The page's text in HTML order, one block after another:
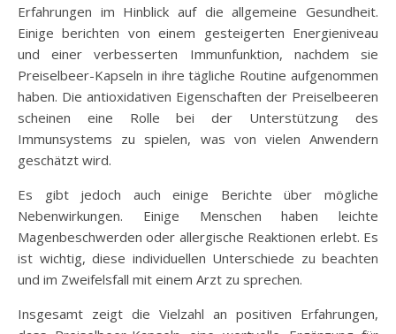
Erfahrungen im Hinblick auf die allgemeine Gesundheit.
Einige berichten von einem gesteigerten Energieniveau
und einer verbesserten Immunfunktion, nachdem sie
Preiselbeer-Kapseln in ihre tägliche Routine aufgenommen
haben. Die antioxidativen Eigenschaften der Preiselbeeren
scheinen eine Rolle bei der Unterstützung des
Immunsystems zu spielen, was von vielen Anwendern
geschätzt wird.
Es gibt jedoch auch einige Berichte über mögliche
Nebenwirkungen. Einige Menschen haben leichte
Magenbeschwerden oder allergische Reaktionen erlebt. Es
ist wichtig, diese individuellen Unterschiede zu beachten
und im Zweifelsfall mit einem Arzt zu sprechen.
Insgesamt zeigt die Vielzahl an positiven Erfahrungen,